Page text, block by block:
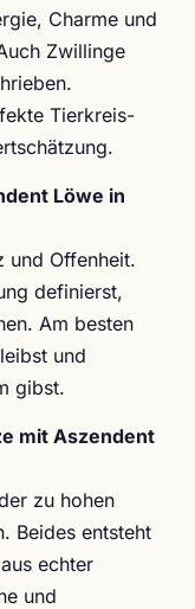
Charme und
Zwillinge
Tierkreis-
Löwe in
und Offenheit.
definierst,
Am besten
und
gibst.
mit Aszendent
zu hohen
Beides entsteht
echter
und